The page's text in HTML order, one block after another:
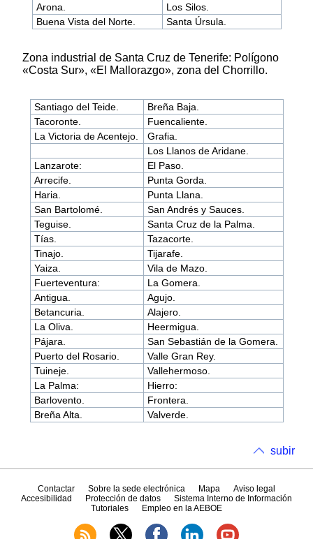
Arona.
Los Silos.
Buena Vista del Norte.
Santa Úrsula.
Zona industrial de Santa Cruz de Tenerife: Polígono
«Costa Sur», «El Mallorazgo», zona del Chorrillo.
Santiago del Teide.
Breña Baja.
Tacoronte.
Fuencaliente.
La Victoria de Acentejo.
Grafia.
Los Llanos de Aridane.
Lanzarote:
El Paso.
Arrecife.
Punta Gorda.
Haria.
Punta Llana.
San Bartolomé.
San Andrés y Sauces.
Teguise.
Santa Cruz de la Palma.
Tías.
Tazacorte.
Tinajo.
Tijarafe.
Yaiza.
Vila de Mazo.
Fuerteventura:
La Gomera.
Antigua.
Agujo.
Betancuria.
Alajero.
La Oliva.
Heermigua.
Pájara.
San Sebastián de la Gomera.
Puerto del Rosario.
Valle Gran Rey.
Tuineje.
Vallehermoso.
La Palma:
Hierro:
Barlovento.
Frontera.
Breña Alta.
Valverde.
subir
Contactar Sobre la sede electrónica Mapa
Aviso legal
Accesibilidad
Protección de datos
Sistema Interno de Información
Tutoriales
Empleo en la AEBOE